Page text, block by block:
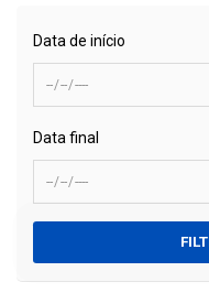
Data de início
Data final